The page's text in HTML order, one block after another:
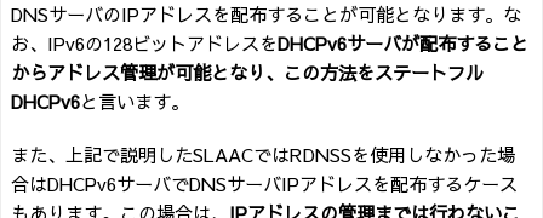
DNSサーバのIPアドレスを配布することが可能となります。な
お、IPv6の128ビットアドレスをDHCPv6サーバが配布すること
からアドレス管理が可能となり、この方法をステートフル
DHCPv6と言います。
また、上記で説明したSLAACではRDNSSを使用しなかった場
合はDHCPv6サーバでDNSサーバIPアドレスを配布するケース
もあります。この場合は、 IPアドレスの管理までは行わないこ